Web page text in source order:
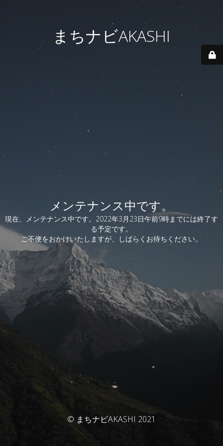
まちナビAKASHI
メンテナンス中です。
現在、メンテナンス中です。2022年3月23日午前9時までには終了す
る予定です。
ご不便をおかけいたしますが、しばらくお待ちください。
© まちナビAKASHI 2021